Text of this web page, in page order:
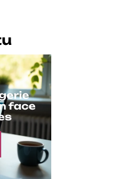
face